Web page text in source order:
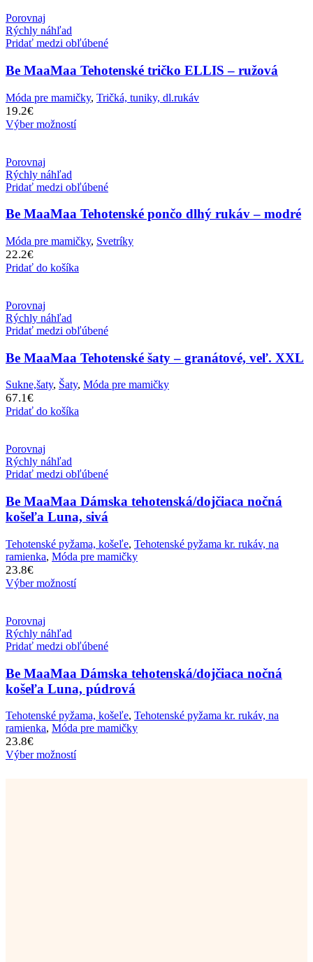
Porovnaj
Rýchly náhľad
Pridať medzi obľúbené
Be MaaMaa Tehotenské tričko ELLIS – ružová
Móda pre mamičky, Tričká, tuniky, dl.rukáv
19.2€
Výber možností
Porovnaj
Rýchly náhľad
Pridať medzi obľúbené
Be MaaMaa Tehotenské pončo dlhý rukáv – modré
Móda pre mamičky, Svetríky
22.2€
Pridať do košíka
Porovnaj
Rýchly náhľad
Pridať medzi obľúbené
Be MaaMaa Tehotenské šaty – granátové, veľ. XXL
Sukne,šaty, Šaty, Móda pre mamičky
67.1€
Pridať do košíka
Porovnaj
Rýchly náhľad
Pridať medzi obľúbené
Be MaaMaa Dámska tehotenská/dojčiaca nočná
košeľa Luna, sivá
Tehotenské pyžama, košeľe, Tehotenské pyžama kr. rukáv, na
ramienka, Móda pre mamičky
23.8€
Výber možností
Porovnaj
Rýchly náhľad
Pridať medzi obľúbené
Be MaaMaa Dámska tehotenská/dojčiaca nočná
košeľa Luna, púdrová
Tehotenské pyžama, košeľe, Tehotenské pyžama kr. rukáv, na
ramienka, Móda pre mamičky
23.8€
Výber možností